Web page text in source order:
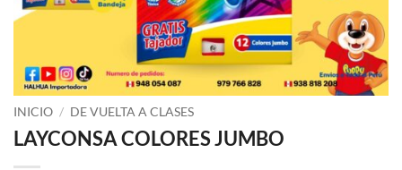
INICIO / DE VUELTA A CLASES
LAYCONSA COLORES JUMBO